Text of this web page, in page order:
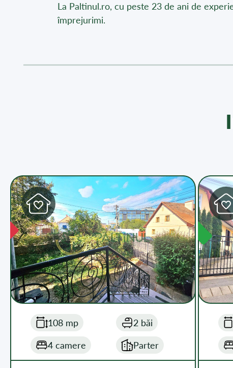
La Paltinul.ro, cu peste 23 de ani de
împrejurimi.
108 mp
2 băi
4 camere
Parter
DISPONIBIL